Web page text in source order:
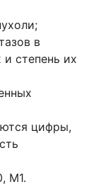
в
степень их
цифры,
M1.